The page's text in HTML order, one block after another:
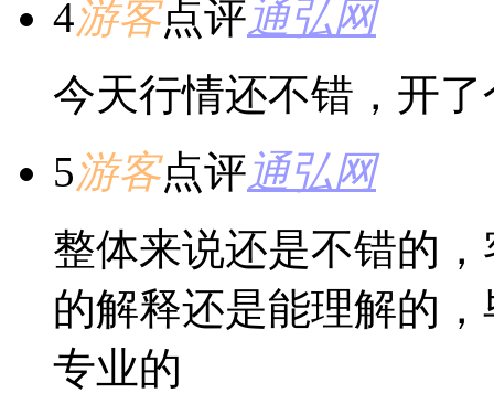
4游客点评通弘网
今天行情还不错，开
5游客点评通弘网
整体来说还是不错的
的解释还是能理解的
专业的